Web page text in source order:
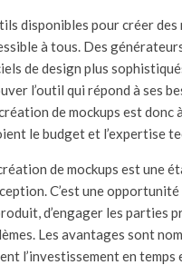
disponibles pour créer des
à tous. Des
de design plus
l’outil qui répond à ses
de mockups est donc
le budget et l’expertise
de mockups est une
C’est une opportunité
d’engager les parties
Les avantages sont
l’investissement en temps